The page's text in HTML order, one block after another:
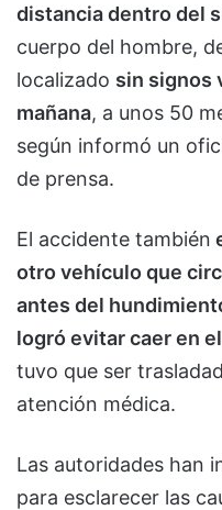
distancia dentro del
cuerpo del hombre,
localizado sin signos
mañana, a unos 50
según informó un
de prensa.
El accidente también
otro vehículo que
antes del
logró evitar caer en
tuvo que ser
atención médica.
Las autoridades han
para esclarecer las